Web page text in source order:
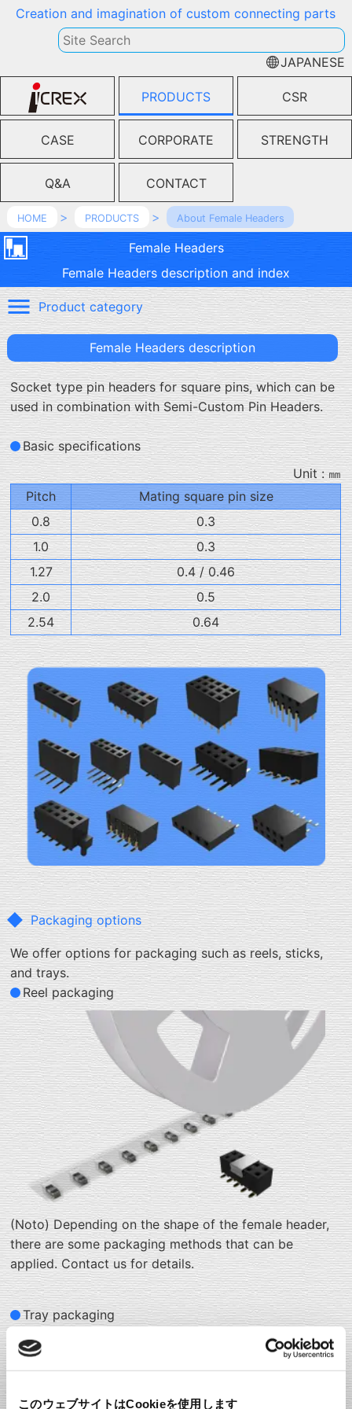
このウェブサイトはCookieを使用します
Creation and imagination of custom connecting parts
JAPANESE
PRODUCTS CSR
CASE CORPORATE STRENGTH
Q&A CONTACT
HOME PRODUCTS About Female Headers
Female Headers
Female Headers description and index
Product category
Female Headers description
Socket type pin headers for square pins, which can be
used in combination with Semi-Custom Pin Headers.
Basic specifications
Unit : ㎜
Pitch
Mating square pin size
0.8
0.3
1.0
0.3
1.27
0.4 / 0.46
2.0
0.5
2.54
0.64
Packaging options
We offer options for packaging such as reels, sticks,
and trays.
Reel packaging
(Noto) Depending on the shape of the female header,
there are some packaging methods that can be
applied. Contact us for details.
Tray packaging